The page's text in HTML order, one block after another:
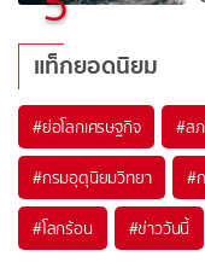
แท็กยอดนิยม
#ย่อโลกเศรษฐกิจ #ส
#กรมอุตุนิยมวิทยา #
#โลกร้อน #ข่าววันนี้